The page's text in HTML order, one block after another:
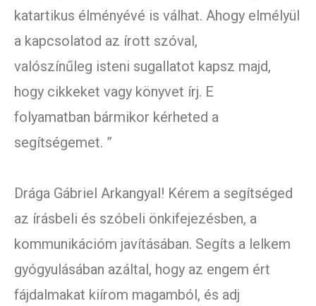
katartikus élményévé is válhat. Ahogy elmélyül
a kapcsolatod az írott szóval,
valószínűleg isteni sugallatot kapsz majd,
hogy cikkeket vagy könyvet írj. E
folyamatban bármikor kérheted a
segítségemet. ”
Drága Gábriel Arkangyal! Kérem a segítséged
az írásbeli és szóbeli önkifejezésben, a
kommunikációm javításában. Segíts a lelkem
gyógyulásában azáltal, hogy az engem ért
fájdalmakat kiírom magamból, és adj